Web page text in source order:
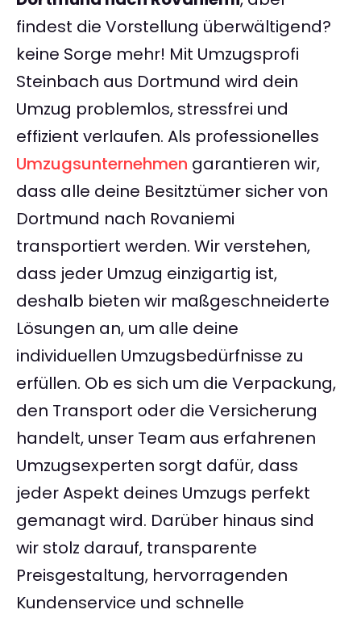
findest die Vorstellung überwältigend?
keine Sorge mehr! Mit Umzugsprofi
Steinbach aus Dortmund wird dein
Umzug problemlos, stressfrei und
effizient verlaufen. Als professionelles
Umzugsunternehmen garantieren wir,
dass alle deine Besitztümer sicher von
Dortmund nach Rovaniemi
transportiert werden. Wir verstehen,
dass jeder Umzug einzigartig ist,
deshalb bieten wir maßgeschneiderte
Lösungen an, um alle deine
individuellen Umzugsbedürfnisse zu
erfüllen. Ob es sich um die Verpackung,
den Transport oder die Versicherung
handelt, unser Team aus erfahrenen
Umzugsexperten sorgt dafür, dass
jeder Aspekt deines Umzugs perfekt
gemanagt wird. Darüber hinaus sind
wir stolz darauf, transparente
Preisgestaltung, hervorragenden
Kundenservice und schnelle